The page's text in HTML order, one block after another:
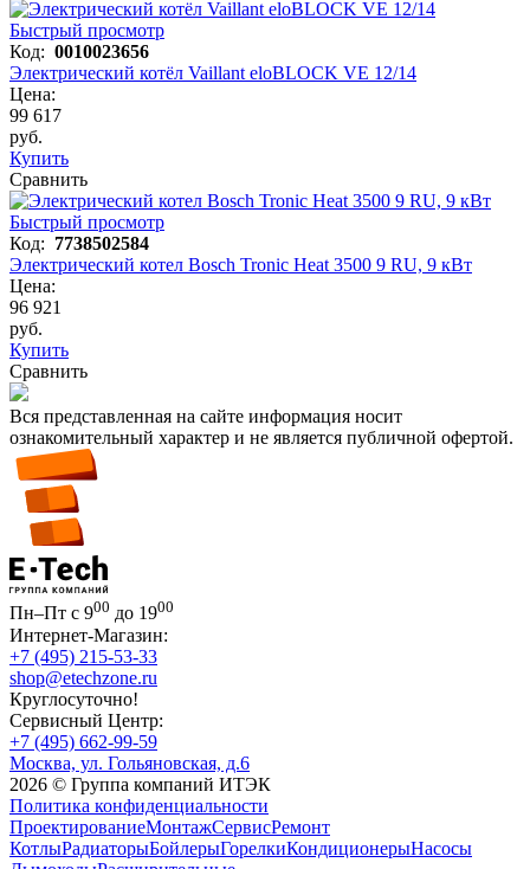
Быстрый просмотр
Код: 0010023656
Электрический котёл Vaillant eloBLOCK VE 12/14
Цена:
99 617
руб.
Купить
Сравнить
Быстрый просмотр
Код: 7738502584
Электрический котел Bosch Tronic Heat 3500 9 RU, 9 кВт
Цена:
96 921
руб.
Купить
Сравнить
Вся представленная на сайте информация носит
ознакомительный характер и не является публичной офертой.
Пн–Пт с 900 до 1900
Интернет-Магазин:
+7 (495) 215-53-33
shop@etechzone.ru
Круглосуточно!
Сервисный Центр:
+7 (495) 662-99-59
Москва, ул. Гольяновская, д.6
2026 © Группа компаний ИТЭК
Политика конфиденциальности
ПроектированиеМонтажСервисРемонт
КотлыРадиаторыБойлерыГорелкиКондиционерыНасосы